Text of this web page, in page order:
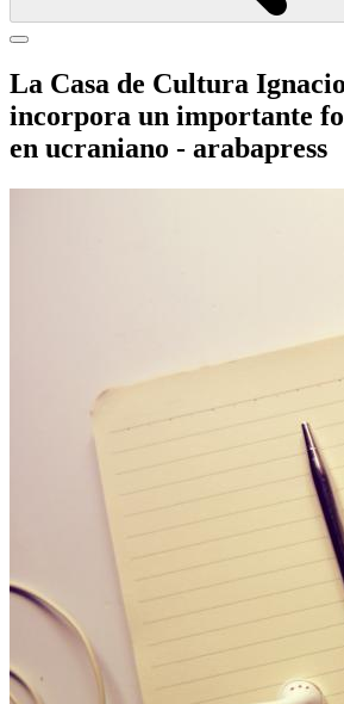
La Casa de Cultura
incorpora un importante
en ucraniano - arabapress